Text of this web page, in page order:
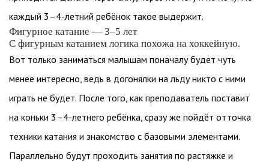
каждый 3–4-летний ребёнок такое выдержит.
Фигурное катание — 3–5 лет
С фигурным катанием логика похожа на хоккейную.
Вот только заниматься малышам поначалу будет чуть
менее интересно, ведь в догонялки на льду никто с ними
играть не будет. После того, как преподаватель поставит
на коньки 3–4-летнего ребёнка, сразу же пойдёт отточка
техники катания и знакомство с базовыми элементами.
Параллельно будут проходить занятия по растяжке и